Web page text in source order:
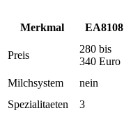
Merkmal EA8108
Preis
280 bis
340 Euro
Milchsystem
nein
Spezialitaeten
3